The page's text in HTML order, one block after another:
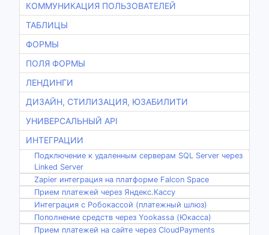
КОММУНИКАЦИЯ ПОЛЬЗОВАТЕЛЕЙ
ТАБЛИЦЫ
ФОРМЫ
ПОЛЯ ФОРМЫ
ЛЕНДИНГИ
ДИЗАЙН, СТИЛИЗАЦИЯ, ЮЗАБИЛИТИ
УНИВЕРСАЛЬНЫЙ API
ИНТЕГРАЦИИ
Подключение к удаленным серверам SQL Server через
Linked Server
Zapier интеграция на платформе Falcon Space
Прием платежей через Яндекс.Кассу
Интеграция с Робокассой (платежный шлюз)
Пополнение средств через Yookassa (Юкасса)
Прием платежей на сайте через CloudPayments